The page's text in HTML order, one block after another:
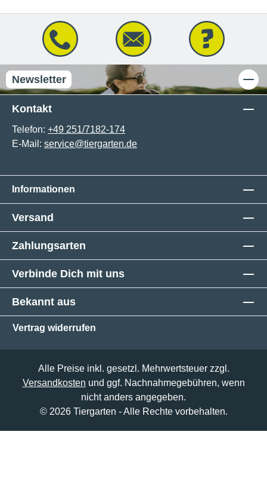
Newsletter
Kontakt
Telefon: +49 251/7182-174
E-Mail: service@tiergarten.de
Informationen
Versand
Zahlungsarten
Verbinde Dich mit uns
Bekannt aus
Vertrag widerrufen
Alle Preise inkl. gesetzl. Mehrwertsteuer zzgl.
Versandkosten und ggf. Nachnahmegebühren, wenn
nicht anders angegeben.
© 2026 Tiergarten - Alle Rechte vorbehalten.